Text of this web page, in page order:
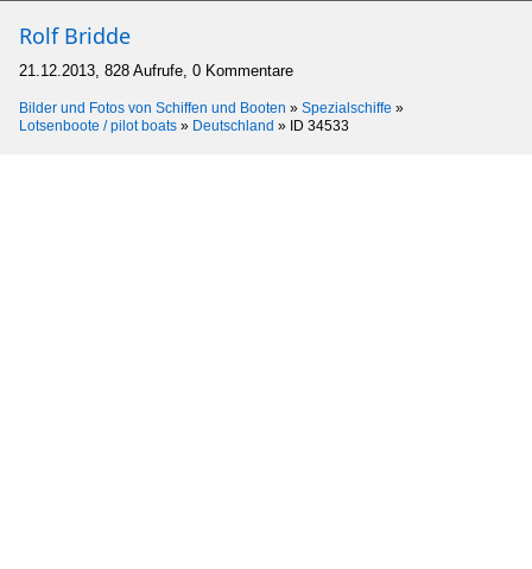
Rolf Bridde
21.12.2013, 828 Aufrufe, 0 Kommentare
Bilder und Fotos von Schiffen und Booten » Spezialschiffe »
Lotsenboote / pilot boats » Deutschland » ID 34533